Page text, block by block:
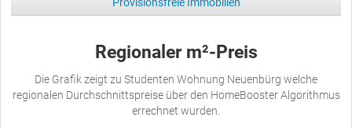
Regionaler m²-Preis
Die Grafik zeigt zu Studenten Wohnung Neuenbürg welche
regionalen Durchschnittspreise über den HomeBooster Algorithmus
errechnet wurden.